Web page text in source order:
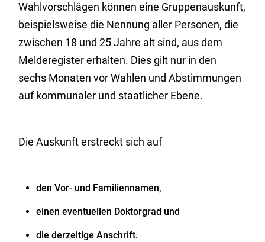
Wahlvorschlägen können eine Gruppenauskunft,
beispielsweise die Nennung aller Personen, die
zwischen 18 und 25 Jahre alt sind, aus dem
Melderegister erhalten. Dies gilt nur in den
sechs Monaten vor Wahlen und Abstimmungen
auf kommunaler und staatlicher Ebene.
Die Auskunft erstreckt sich auf
den Vor- und Familiennamen,
einen eventuellen Doktorgrad und
diederzeitige Anschrift.